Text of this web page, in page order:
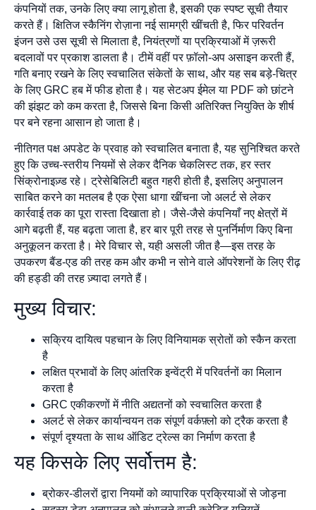
कंपनियों तक, उनके लिए क्या लागू होता है, इसकी एक स्पष्ट सूची तैयार
करते हैं। क्षितिज स्कैनिंग रोज़ाना नई सामग्री खींचती है, फिर परिवर्तन
इंजन उसे उस सूची से मिलाता है, नियंत्रणों या प्रक्रियाओं में ज़रूरी
बदलावों पर प्रकाश डालता है। टीमें वहीं पर फ़ॉलो-अप असाइन करती हैं,
गति बनाए रखने के लिए स्वचालित संकेतों के साथ, और यह सब बड़े-चित्र
के लिए GRC हब में फीड होता है। यह सेटअप ईमेल या PDF को छांटने
की झंझट को कम करता है, जिससे बिना किसी अतिरिक्त नियुक्ति के शीर्ष
पर बने रहना आसान हो जाता है।
नीतिगत पक्ष अपडेट के प्रवाह को स्वचालित बनाता है, यह सुनिश्चित करते
हुए कि उच्च-स्तरीय नियमों से लेकर दैनिक चेकलिस्ट तक, हर स्तर
सिंक्रोनाइज़्ड रहे। ट्रेसेबिलिटी बहुत गहरी होती है, इसलिए अनुपालन
साबित करने का मतलब है एक ऐसा धागा खींचना जो अलर्ट से लेकर
कार्रवाई तक का पूरा रास्ता दिखाता हो। जैसे-जैसे कंपनियाँ नए क्षेत्रों में
आगे बढ़ती हैं, यह बढ़ता जाता है, हर बार पूरी तरह से पुनर्निर्माण किए बिना
अनुकूलन करता है। मेरे विचार से, यही असली जीत है—इस तरह के
उपकरण बैंड-एड की तरह कम और कभी न सोने वाले ऑपरेशनों के लिए रीढ़
की हड्डी की तरह ज़्यादा लगते हैं।
मुख्य विचार:
सक्रिय दायित्व पहचान के लिए विनियामक स्रोतों को स्कैन करता
है
लक्षित प्रभावों के लिए आंतरिक इन्वेंट्री में परिवर्तनों का मिलान
करता है
GRC एकीकरणों में नीति अद्यतनों को स्वचालित करता है
अलर्ट से लेकर कार्यान्वयन तक संपूर्ण वर्कफ़्लो को ट्रैक करता है
संपूर्ण दृश्यता के साथ ऑडिट ट्रेल्स का निर्माण करता है
यह किसके लिए सर्वोत्तम है:
ब्रोकर-डीलरों द्वारा नियमों को व्यापारिक प्रक्रियाओं से जोड़ना